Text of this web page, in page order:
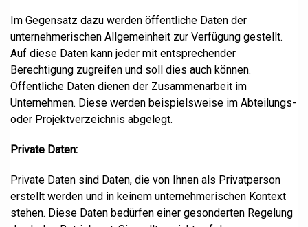
Im Gegensatz dazu werden öffentliche Daten der
unternehmerischen Allgemeinheit zur Verfügung gestellt.
Auf diese Daten kann jeder mit entsprechender
Berechtigung zugreifen und soll dies auch können.
Öffentliche Daten dienen der Zusammenarbeit im
Unternehmen. Diese werden beispielsweise im Abteilungs-
oder Projektverzeichnis abgelegt.
Private Daten:
Private Daten sind Daten, die von Ihnen als Privatperson
erstellt werden und in keinem unternehmerischen Kontext
stehen. Diese Daten bedürfen einer gesonderten Regelung